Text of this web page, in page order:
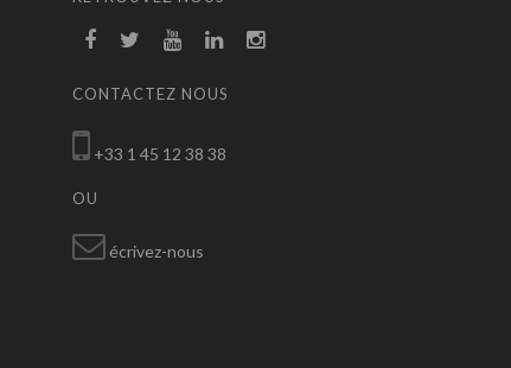
CONTACTEZ NOUS
+33 1 45 12 38 38
OU
écrivez-nous